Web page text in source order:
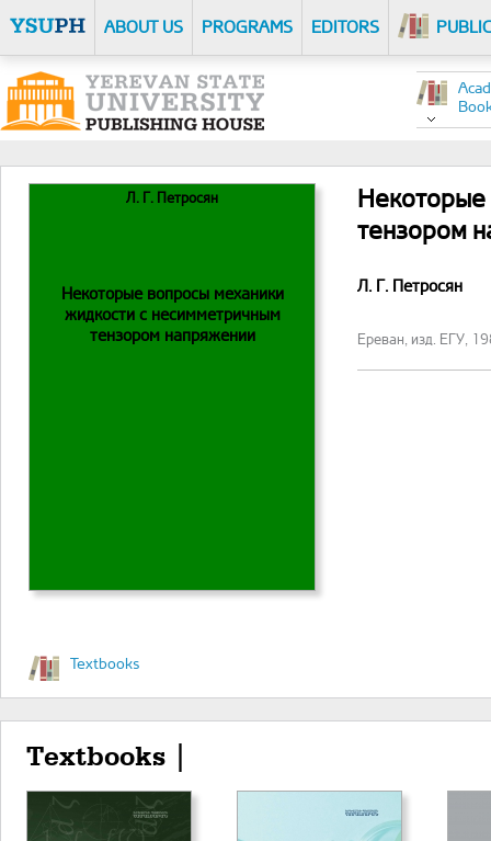
ABOUT US PROGRAMS EDITORS
Л. Г. Петросян
Некоторые вопросы механики
жидкости с несимметричным
тензором напряжении
Textbooks
Некоторые
тензором
Л. Г. Петросян
Ереван, изд. ЕГУ,
Textbooks |